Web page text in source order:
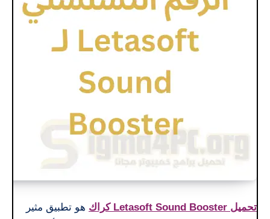
تحميل Letasoft Sound Booster كراك
هو تطبيق مثير